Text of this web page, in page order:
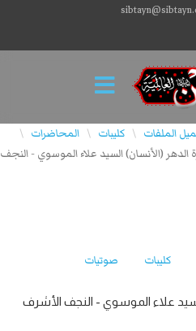
الملفات \ كليبات \ المحاضرات \
الدهر (الأنسان) السيد علاء الموسوي - النجف
كليبات صوتيات
علاء الموسوي - النجف الأشرف